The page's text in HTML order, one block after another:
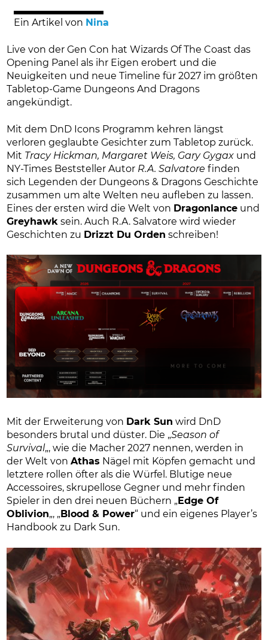
Ein Artikel von Nina
Live von der Gen Con hat Wizards Of The Coast das
Opening Panel als ihr Eigen erobert und die
Neuigkeiten und neue Timeline für 2027 im größten
Tabletop-Game Dungeons And Dragons
angekündigt.
Mit dem DnD Icons Programm kehren längst
verloren geglaubte Gesichter zum Tabletop zurück.
Mit Tracy Hickman, Margaret Weis, Gary Gygax und
NY-Times Beststeller Autor R.A. Salvatore finden
sich Legenden der Dungeons & Dragons Geschichte
zusammen um alte Welten neu aufleben zu lassen.
Eines der ersten wird die Welt von Dragonlance und
Greyhawk sein. Auch R.A. Salvatore wird wieder
Geschichten zu Drizzt Du Orden schreiben!
Mit der Erweiterung von Dark Sun wird DnD
besonders brutal und düster. Die „Season of
Survival„, wie die Macher 2027 nennen, werden in
der Welt vonAthas Nägel mit Köpfen gemacht und
letztere rollen öfter als die Würfel. Blutige neue
Accessoires, skrupellose Gegner und mehr finden
Spieler in den drei neuen Büchern „ Edge Of
Oblivion„, „ Blood & Power“ und ein eigenes Player’s
Handbook zu Dark Sun.